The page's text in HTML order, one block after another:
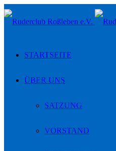
Toggle
navigation
STARTSEITE
ÜBER UNS
SATZUNG
VORSTAND